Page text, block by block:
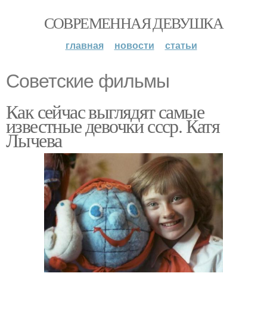
СОВРЕМЕННАЯ ДЕВУШКА
главная новости статьи
Советские фильмы
Как сейчас выглядят самые
известные девочки ссср. Катя
Лычева